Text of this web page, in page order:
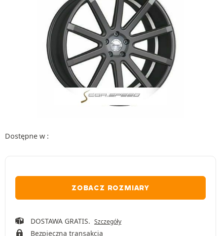
Dostępne w :
ZOBACZ ROZMIARY
DOSTAWA GRATIS. Szczegóły
Bezpieczna transakcja